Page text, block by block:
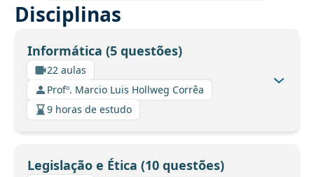
Disciplinas
Informática (5 questões)
22 aulas
Profº. Marcio Luis Hollweg Corrêa
9 horas de estudo
Legislação e Ética (10 questões)